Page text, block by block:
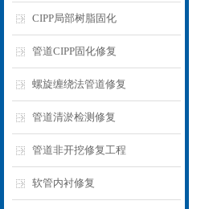
CIPP局部树脂固化
管道CIPP固化修复
螺旋缠绕法管道修复
管道清淤检测修复
管道非开挖修复工程
软管内衬修复